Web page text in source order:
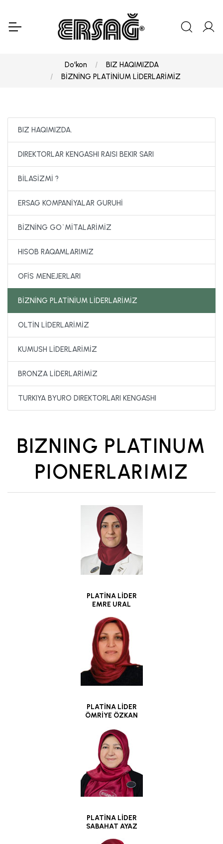
Do'kon
BIZ HAQIMIZDA
BİZNİNG PLATİNİUM LİDERLARİMİZ
BIZ HAQIMIZDA.
DIREKTORLAR KENGASHI RAISI BEKIR SARI
BİLASİZMİ ?
ERSAG KOMPANİYALAR GURUHİ
BİZNİNG GO`MİTALARİMİZ
HISOB RAQAMLARIMIZ
OFİS MENEJERLARI
BİZNİNG PLATİNİUM LİDERLARİMİZ
OLTİN LİDERLARİMİZ
KUMUSH LİDERLARİMİZ
BRONZA LİDERLARİMİZ
TURKIYA BYURO DIREKTORLARI KENGASHI
BIZNING PLATINUM
PIONERLARIMIZ
PLATİNA LİDER
EMRE URAL
PLATİNA LİDER
ÖMRİYE ÖZKAN
PLATİNA LİDER
SABAHAT AYAZ